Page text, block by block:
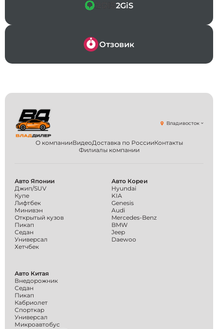
самая
самых
по
2GiS
Отзовик
О компанииВидеоДоставка по РоссииКонтакты
Филиалы компании
Владивосток
Авто Японии
Джип/SUV
Купе
Лифтбек
Минивэн
Открытый кузов
Пикап
Седан
Универсал
Хетчбек
Авто Кореи
Hyundai
KIA
Genesis
Audi
Mercedes-Benz
BMW
Jeep
Daewoo
Авто Китая
Внедорожник
Седан
Пикап
Кабриолет
Спорткар
Универсал
Микроавтобус